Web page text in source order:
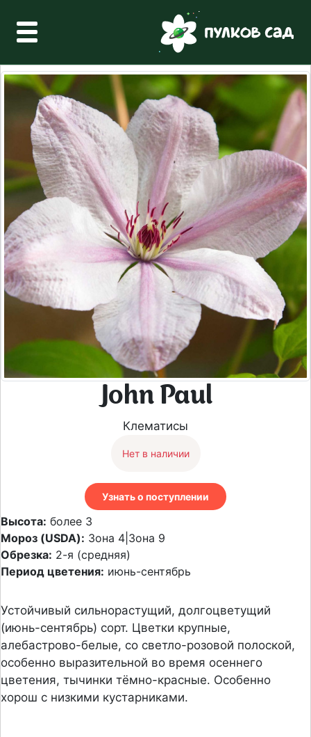
John Paul
Клематисы
Нет в наличии
Узнать о поступлении
Высота: более 3
Мороз (USDA): Зона 4|Зона 9
Обрезка: 2-я (средняя)
Период цветения: июнь-сентябрь
Устойчивый сильнорастущий, долгоцветущий
(июнь-сентябрь) сорт. Цветки крупные,
алебастрово-белые, со светло-розовой полоской,
особенно выразительной во время осеннего
цветения, тычинки тёмно-красные. Особенно
хорош с низкими кустарниками.